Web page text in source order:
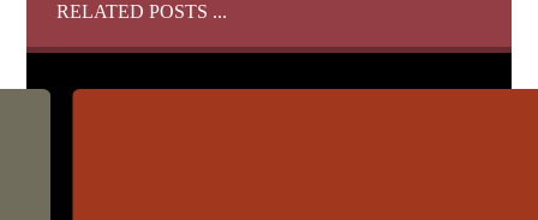
RELATED POSTS ...